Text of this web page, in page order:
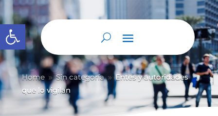
Abrir barra de herramientas
Home 9 Sin categoría 9 Entes y autoridades
que lo vigilan